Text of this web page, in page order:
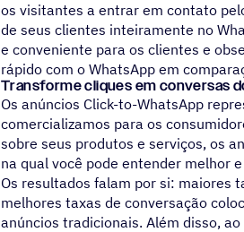
os visitantes a entrar em contato
de seus clientes inteiramente no
e conveniente para os clientes e
rápido com o WhatsApp em
Transforme cliques em conversas
Os anúncios Click-to-WhatsApp
comercializamos para os
sobre seus produtos e serviços, os
na qual você pode entender melhor
Os resultados falam por si: maiores
melhores taxas de conversação
anúncios tradicionais. Além disso,